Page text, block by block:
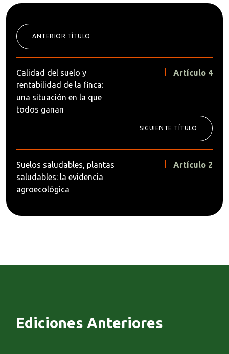
ANTERIOR TÍTULO
Calidad del suelo y
rentabilidad de la finca:
una situación en la que
todos ganan
Artículo 4
SIGUIENTE TÍTULO
Suelos saludables, plantas
saludables: la evidencia
agroecológica
Artículo 2
Ediciones Anteriores